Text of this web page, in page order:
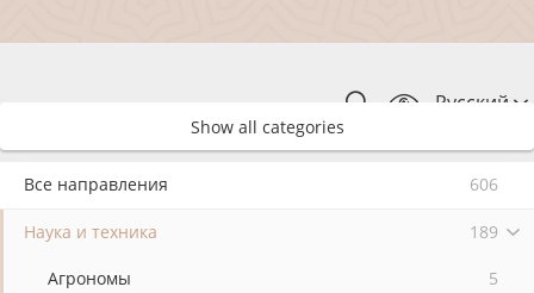
Русский
Show all categories
Все направления 606
Наука и техника 189
Агрономы
5